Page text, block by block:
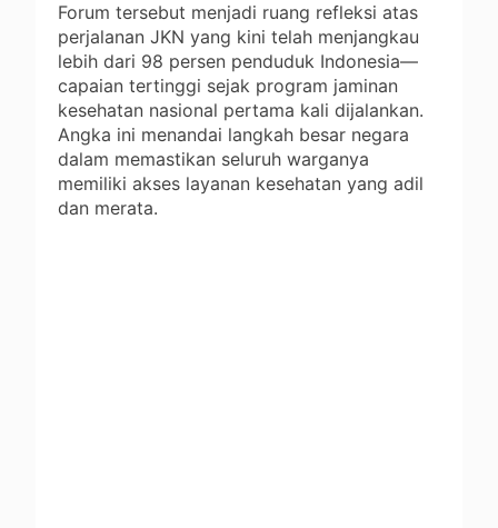
Forum tersebut menjadi ruang refleksi atas
perjalanan JKN yang kini telah menjangkau
lebih dari 98 persen penduduk Indonesia—
capaian tertinggi sejak program jaminan
kesehatan nasional pertama kali dijalankan.
Angka ini menandai langkah besar negara
dalam memastikan seluruh warganya
memiliki akses layanan kesehatan yang adil
dan merata.